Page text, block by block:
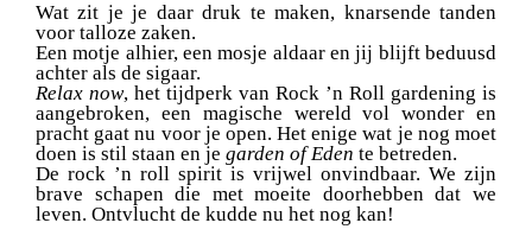
Wat zit je je daar druk te maken, knarsende tanden
voor talloze zaken.
Een motje alhier, een mosje aldaar en jij blijft beduusd
achter als de sigaar.
Relax now, het tijdperk van Rock ’n Roll gardening is
aangebroken, een magische wereld vol wonder en
pracht gaat nu voor je open. Het enige wat je nog moet
doen is stil staan en je garden of Eden te betreden.
De rock ’n roll spirit is vrijwel onvindbaar. We zijn
brave schapen die met moeite doorhebben dat we
leven. Ontvlucht de kudde nu het nog kan!